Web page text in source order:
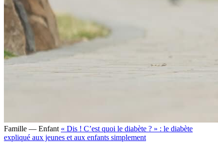
Famille — Enfant « Dis ! C’est quoi le diabète ? » : le diabète
expliqué aux jeunes et aux enfants simplement